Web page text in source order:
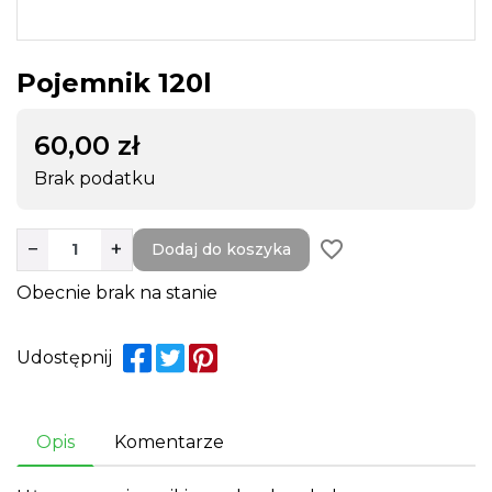
Pojemnik 120l
60,00 zł
Brak podatku
− + Dodaj do koszyka favorite_border
Obecnie brak na stanie
Udostępnij
Opis Komentarze